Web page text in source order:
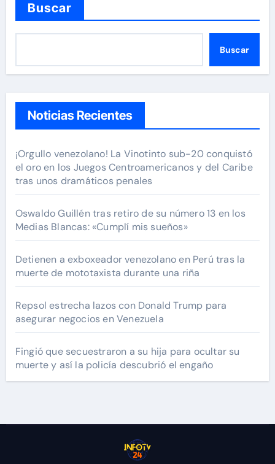
Buscar
Buscar
Noticias Recientes
¡Orgullo venezolano! La Vinotinto sub-20 conquistó
el oro en los Juegos Centroamericanos y del Caribe
tras unos dramáticos penales
Oswaldo Guillén tras retiro de su número 13 en los
Medias Blancas: «Cumplí mis sueños»
Detienen a exboxeador venezolano en Perú tras la
muerte de mototaxista durante una riña
Repsol estrecha lazos con Donald Trump para
asegurar negocios en Venezuela
Fingió que secuestraron a su hija para ocultar su
muerte y así la policía descubrió el engaño